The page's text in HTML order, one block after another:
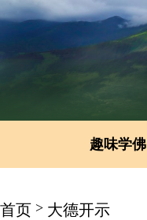
趣味学佛
首页 > 大德开示